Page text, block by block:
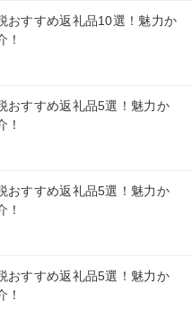
おすすめ返礼品10選！魅力か
！
おすすめ返礼品5選！魅力か
！
おすすめ返礼品5選！魅力か
！
おすすめ返礼品5選！魅力か
！